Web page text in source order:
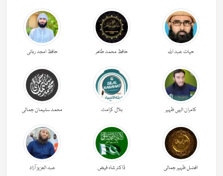
حیات عبد اللہ حافظ محمد طاھر حافظ امجد ربانی
کامران الہی ظہیر بلال کرامت محمد سلیمان جمالی
افضل ظہیر جمالی ڈاکٹر شاہ فیض عبد العزیز آزاد